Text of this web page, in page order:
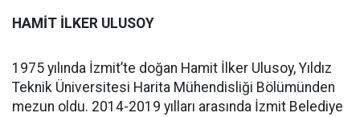
HAMİT İLKER ULUSOY
1975 yılında İzmit’te doğan Hamit İlker Ulusoy, Yıldız
Teknik Üniversitesi Harita Mühendisliği Bölümünden
mezun oldu. 2014-2019 yılları arasında İzmit Belediye